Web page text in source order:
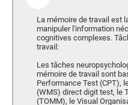
La mémoire de travail est
manipuler l'information
cognitives complexes.
travail:
Les tâches
mémoire de travail sont
Performance Test (CPT),
(WMS) direct digit test, le
(TOMM), le Visual